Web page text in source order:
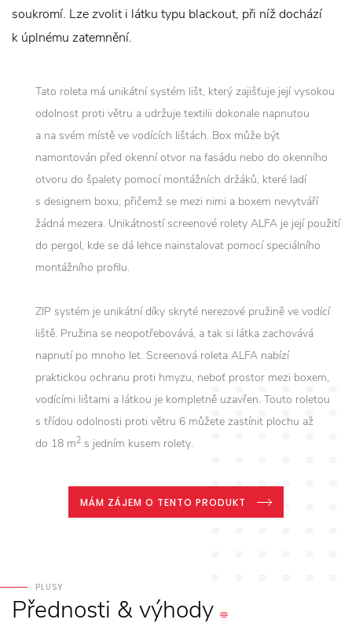
soukromí. Lze zvolit i látku typu blackout, při níž dochází
k úplnému zatemnění.
Tato roleta má unikátní systém lišt, který zajišťuje její vysokou
odolnost proti větru a udržuje textilii dokonale napnutou
a na svém místě ve vodících lištách. Box může být
namontován před okenní otvor na fasádu nebo do okenního
otvoru do špalety pomocí montážních držáků, které ladí
s designem boxu, přičemž se mezi nimi a boxem nevytváří
žádná mezera. Unikátností screenové rolety ALFA je její použití
do pergol, kde se dá lehce nainstalovat pomocí speciálního
montážního profilu.
ZIP systém je unikátní díky skryté nerezové pružině ve vodící
liště. Pružina se neopotřebovává, a tak si látka zachovává
napnutí po mnoho let. Screenová roleta ALFA nabízí
praktickou ochranu proti hmyzu, neboť prostor mezi boxem,
vodícími lištami a látkou je kompletně uzavřen. Touto roletou
s třídou odolnosti proti větru 6 můžete zastínit plochu až
do 18 m2 s jedním kusem rolety.
MÁM ZÁJEM O TENTO PRODUKT
PLUSY
Přednosti &výhody